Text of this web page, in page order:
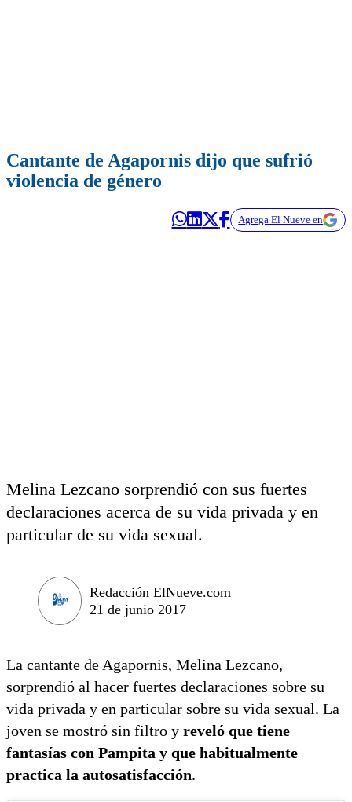
Cantante de Agapornis dijo que sufrió
violencia de género
Agrega El Nueve en
Melina Lezcano sorprendió con sus fuertes
declaraciones acerca de su vida privada y en
particular de su vida sexual.
Redacción ElNueve.com
21 de junio 2017
La cantante de Agapornis, Melina Lezcano,
sorprendió al hacer fuertes declaraciones sobre su
vida privada y en particular sobre su vida sexual. La
joven se mostró sin filtro y reveló que tiene
fantasías con Pampita y que habitualmente
practica la autosatisfacción.